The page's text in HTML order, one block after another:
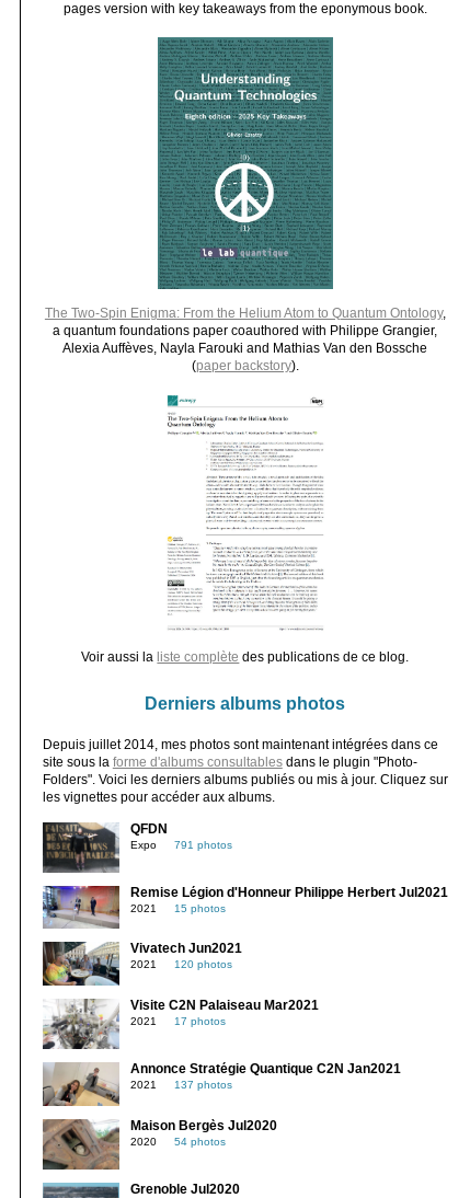
pages version with key takeaways from the eponymous book.
The Two-Spin Enigma: From the Helium Atom to Quantum Ontology,
a quantum foundations paper coauthored with Philippe Grangier,
Alexia Auffèves, Nayla Farouki and Mathias Van den Bossche
(paper backstory).
Voir aussi la liste complète des publications de ce blog.
Derniers albums photos
Depuis juillet 2014, mes photos sont maintenant intégrées dans ce
site sous la forme d'albums consultablesdans le plugin "Photo-
Folders". Voici les derniers albums publiés ou mis à jour. Cliquez sur
les vignettes pour accéder aux albums.
QFDN
Expo 791 photos
Remise Légion d'Honneur Philippe Herbert Jul2021
2021 15 photos
Vivatech Jun2021
2021 120 photos
Visite C2N Palaiseau Mar2021
2021 17 photos
Annonce Stratégie Quantique C2N Jan2021
2021 137 photos
Maison Bergès Jul2020
2020 54 photos
Grenoble Jul2020